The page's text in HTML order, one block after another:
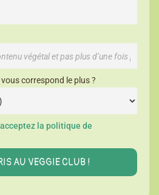
correspond le plus ?
la politique de